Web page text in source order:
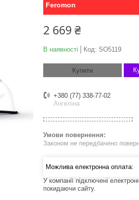
Feromon
2 669 ₴
В наявності Код: SO5119
Купити
+380 (77) 338-77-02
Ангеліна
Законом не передбачено
У компанії підключені
покидаючи сайту.